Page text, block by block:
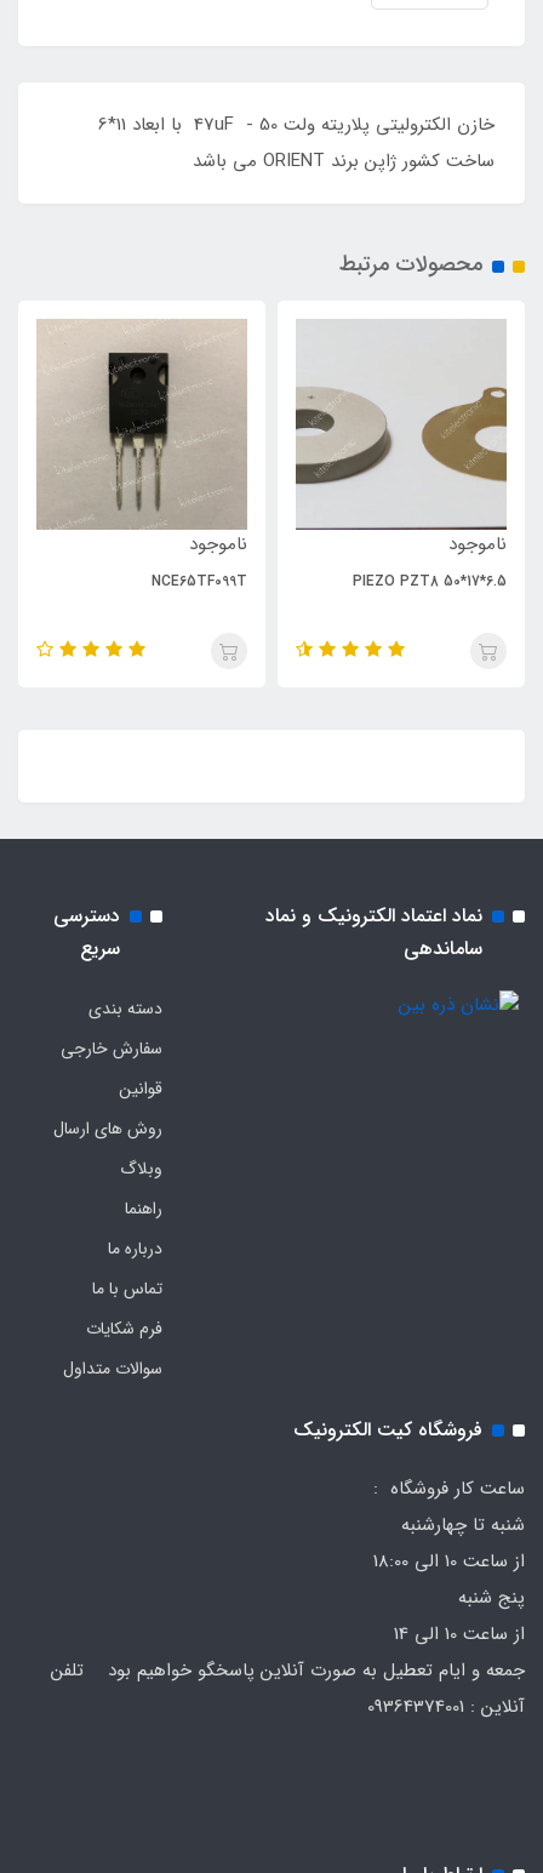
خازن الکترولیتی پلاریته ولت 47uF - 50 با ابعاد 11*6
ساخت کشور ژاپن برند ORIENT می باشد
محصولات مرتبط
ناموجود
PIEZO PZT8 50*17*6.5
ناموجود
NCE65TF099T
نماد اعتماد الکترونیک و نماد
ساماندهی
دسترسی
سریع
دسته بندی
سفارش خارجی
قوانین
روش های ارسال
وبلاگ
راهنما
درباره ما
تماس با ما
فرم‌ شکایات
سوالات متداول
فروشگاه کیت الکترونیک
ساعت کار فروشگاه :
شنبه تا چهارشنبه
از ساعت 10 الی 18:00
پنج شنبه
از ساعت 10 الی 14
جمعه و ایام تعطیل به صورت آنلاین پاسخگو خواهیم بود تلفن